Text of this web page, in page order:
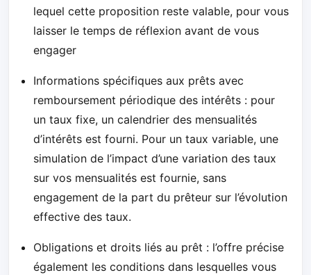
lequel cette proposition reste valable, pour vous
laisser le temps de réflexion avant de vous
engager
Informations spécifiques aux prêts avec
remboursement périodique des intérêts : pour
un taux fixe, un calendrier des mensualités
d’intérêts est fourni. Pour un taux variable, une
simulation de l’impact d’une variation des taux
sur vos mensualités est fournie, sans
engagement de la part du prêteur sur l’évolution
effective des taux.
Obligations et droits liés au prêt : l’offre précise
également les conditions dans lesquelles vous